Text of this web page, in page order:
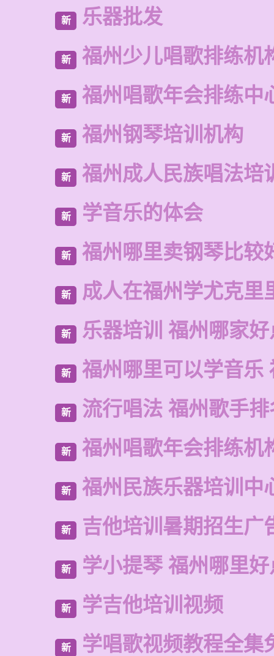
新 乐器批发
新 福州少儿唱歌排练机
新 福州唱歌年会排练中
新 福州钢琴培训机构
新 福州成人民族唱法培
新 学音乐的体会
新 福州哪里卖钢琴比较
新 成人在福州学尤克里
新 乐器培训 福州哪家好
新 福州哪里可以学音乐
新 流行唱法 福州歌手排
新 福州唱歌年会排练机
新 福州民族乐器培训中
新 吉他培训暑期招生广
新 学小提琴 福州哪里好
新 学吉他培训视频
新 学唱歌视频教程全集